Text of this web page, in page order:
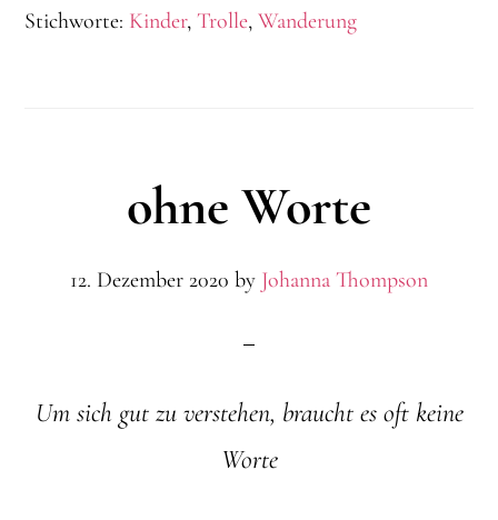
Stichworte: Kinder,Trolle,Wanderung
ohne Worte
12. Dezember 2020 by Johanna Thompson
Um sich gut zu verstehen, braucht es oft keine
Worte